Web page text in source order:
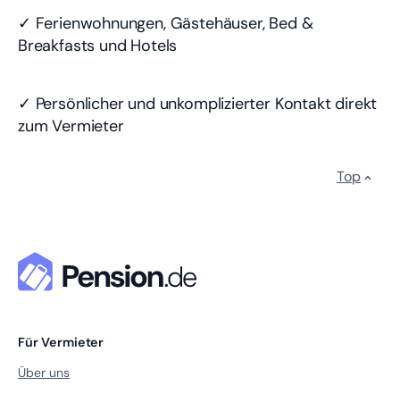
✓ Ferienwohnungen, Gästehäuser, Bed &
Breakfasts und Hotels
✓ Persönlicher und unkomplizierter Kontakt direkt
zum Vermieter
Top
Für Vermieter
Über uns